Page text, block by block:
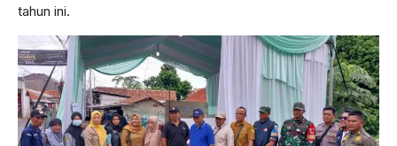
tahun ini.